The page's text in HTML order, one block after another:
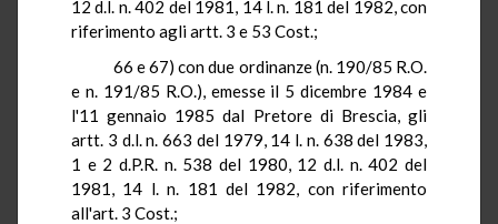
12 d.l. n. 402 del 1981, 14 l. n. 181 del 1982, con
riferimento agli artt. 3 e 53 Cost.;
66 e 67) con due ordinanze (n. 190/85 R.O.
e n. 191/85 R.O.), emesse il 5 dicembre 1984 e
l'11 gennaio 1985 dal Pretore di Brescia, gli
artt. 3 d.l. n. 663 del 1979, 14 l. n. 638 del 1983,
1 e 2 d.P.R. n. 538 del 1980, 12 d.l. n. 402 del
1981, 14 l. n. 181 del 1982, con riferimento
all'art. 3 Cost.;